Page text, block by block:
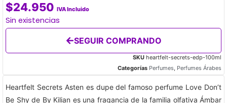
$24.950 IVA Incluido
Sin existencias
SEGUIR COMPRANDO
SKU heartfelt-secrets-edp-100ml
Categorías Perfumes, Perfumes Árabes
Heartfelt Secrets Asten es dupe del famoso perfume Love Don’t
Be Shy de By Kilian es una fragancia de la familia olfativa Ámbar